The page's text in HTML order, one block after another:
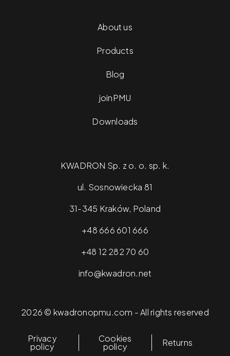
About us
Products
Blog
joinPMU
Downloads
KWADRON Sp. z o. o. sp. k.
ul. Sosnowiecka 81
31-345 Kraków, Poland
+48 666 601 666
+48 12 282 70 60
info@kwadron.net
2026 © kwadronopmu.com - All rights reserved
Privacy
policy
Cookies
policy Returns